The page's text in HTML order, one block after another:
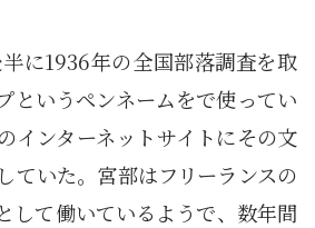
に1936年の全国部落調査を取
というペンネームをで使ってい
インターネットサイトにその文
ていた。宮部はフリーランスの
して働いているようで、数年間